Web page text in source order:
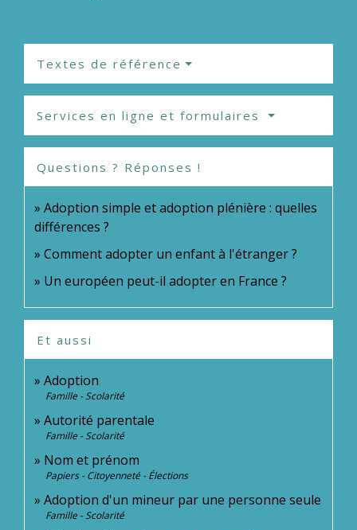
Textes de référence
Services en ligne et formulaires
Questions ? Réponses !
Adoption simple et adoption plénière : quelles
différences ?
Comment adopter un enfant à l'étranger ?
Un européen peut-il adopter en France ?
Et aussi
Adoption
Famille - Scolarité
Autorité parentale
Famille - Scolarité
Nom et prénom
Papiers - Citoyenneté - Élections
Adoption d'un mineur par une personne seule
Famille - Scolarité